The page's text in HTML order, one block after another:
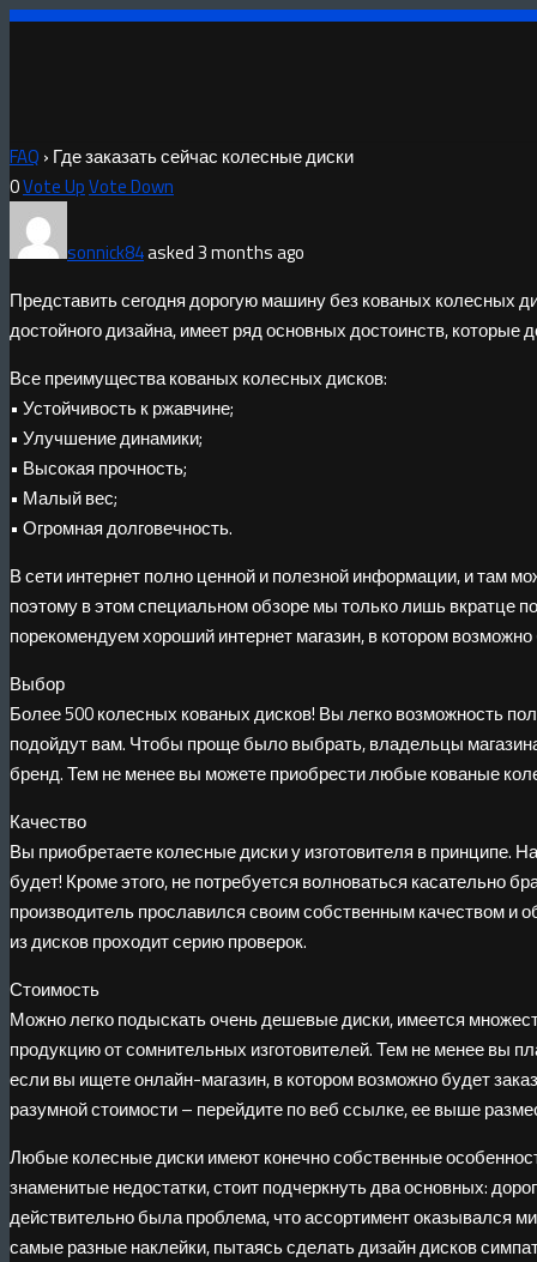
FAQ › Где заказать сейчас колесные диски
0Vote UpVote Down
sonnick84asked 3 months ago
Представить сегодня дорогую машину без кованых колесных
достойного дизайна, имеет ряд основных достоинств, которые
Все преимущества кованых колесных дисков:
• Устойчивость к ржавчине;
• Улучшение динамики;
• Высокая прочность;
• Малый вес;
• Огромная долговечность.
В сети интернет полно ценной и полезной информации, и там
поэтому в этом специальном обзоре мы только лишь вкратце
порекомендуем хороший интернет магазин, в котором возможно
Выбор
Более 500 колесных кованых дисков! Вы легко возможность
подойдут вам. Чтобы проще было выбрать, владельцы
бренд. Тем не менее вы можете приобрести любые кованые
Качество
Вы приобретаете колесные диски у изготовителя в принципе.
будет! Кроме этого, не потребуется волноваться касательно
производитель прославился своим собственным качеством и
из дисков проходит серию проверок.
Стоимость
Можно легко подыскать очень дешевые диски, имеется
продукцию от сомнительных изготовителей. Тем не менее вы
если вы ищете онлайн-магазин, в котором возможно будет
разумной стоимости – перейдите по веб ссылке, ее выше
Любые колесные диски имеют конечно собственные
знаменитые недостатки, стоит подчеркнуть два основных:
действительно была проблема, что ассортимент оказывался
самые разные наклейки, пытаясь сделать дизайн дисков